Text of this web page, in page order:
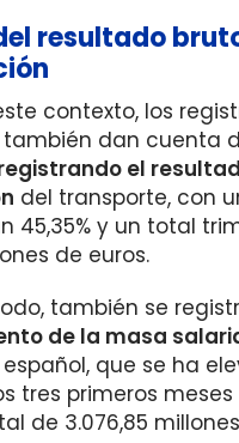
resultado
contexto, los
también dan cuenta
el
del transporte, con
45,35% y un total
de euros.
también se
de la masa
que se ha
tres primeros
de 3.076,85